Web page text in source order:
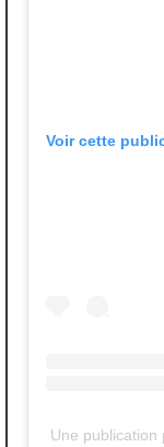
Voir cette
Une publication